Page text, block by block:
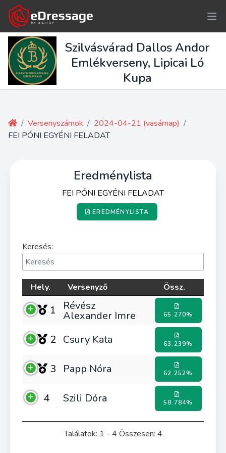
Szilvásvárad Dallos Andor
Emlékverseny, Lipicai Ló
Kupa
/ Versenyszámok / 2024-04-21 (vasárnap) /
FEI PÓNI EGYÉNI FELADAT
Eredménylista
FEI PÓNI EGYÉNI FELADAT
EREDMÉNYLISTA
Keresés:
Hely. Versenyző Össz.
1 Révész
Alexander Imre 65.270%
2 Csury Kata 63.239%
3 Papp Nóra 62.252%
4 Szili Dóra 58.784%
Találatok: 1 - 4 Összesen: 4